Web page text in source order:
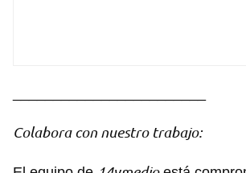
Colabora con nuestro trabajo: